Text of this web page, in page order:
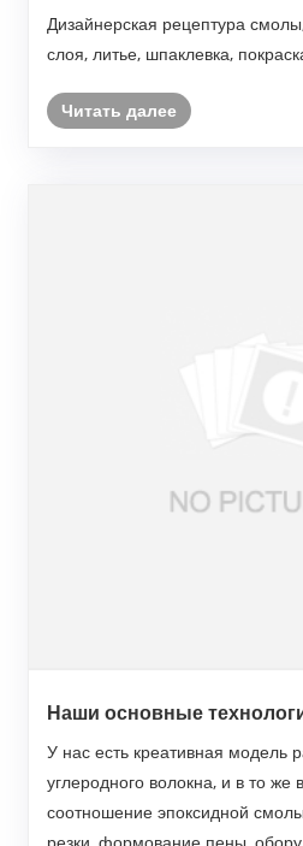
Дизайнерская рецептура
слоя, литье, шпаклевка,
Читать далее
Наши основные
У нас есть креативная модель
углеродного волокна, и в то
соотношение эпоксидной